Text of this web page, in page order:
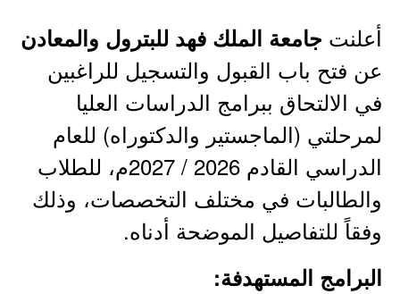
أعلنت جامعة الملك فهد للبترول والمعادن
عن فتح باب القبول والتسجيل للراغبين
في الالتحاق ببرامج الدراسات العليا
لمرحلتي (الماجستير والدكتوراه) للعام
الدراسي القادم 2026 / 2027م، للطلاب
والطالبات في مختلف التخصصات، وذلك
وفقاً للتفاصيل الموضحة أدناه.
البرامج المستهدفة: